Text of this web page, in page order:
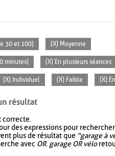
30 et 100) (X) Moyenne
minutes) (X) En plusieurs séances
(X) Individuel (X) Faible (X)
résultat
correcte.
des expressions pour
plus de résultat que "garage à
avec OR. garage OR vélo